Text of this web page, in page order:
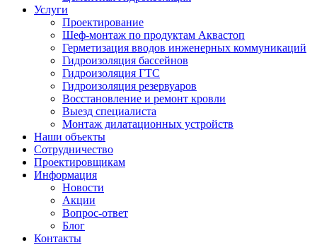
Услуги
Проектирование
Шеф-монтаж по продуктам Аквастоп
Герметизация вводов инженерных коммуникаций
Гидроизоляция бассейнов
Гидроизоляция ГТС
Гидроизоляция резервуаров
Восстановление и ремонт кровли
Выезд специалиста
Монтаж дилатационных устройств
Наши объекты
Сотрудничество
Проектировщикам
Информация
Новости
Акции
Вопрос-ответ
Блог
Контакты